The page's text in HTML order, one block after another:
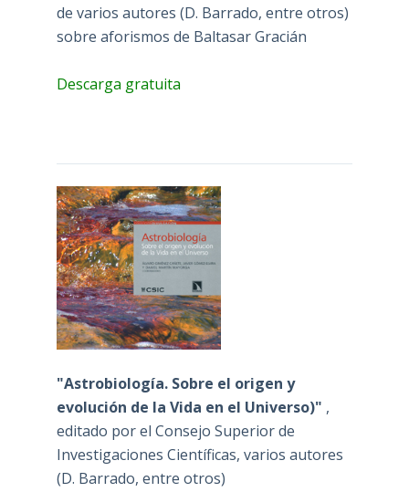
de varios autores (D. Barrado, entre otros)
sobre aforismos de Baltasar Gracián
Descarga gratuita
"Astrobiología. Sobre el origen y
evolución de la Vida en el Universo)" ,
editado por el Consejo Superior de
Investigaciones Científicas, varios autores
(D. Barrado, entre otros)